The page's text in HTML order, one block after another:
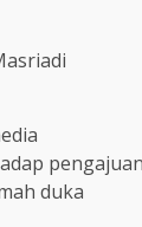
pengajuan
duka